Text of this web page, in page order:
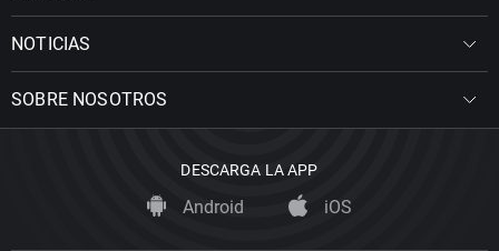
NOTICIAS
SOBRE NOSOTROS
DESCARGA LA APP
Android iOS